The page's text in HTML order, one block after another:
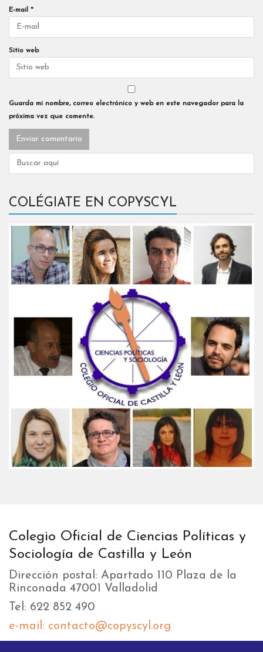
E-mail *
Sitio web
Guarda mi nombre, correo electrónico y web en este navegador para la
próxima vez que comente.
COLÉGIATE EN COPYSCYL
Colegio Oficial de Ciencias Políticas y
Sociología de Castilla y León
Dirección postal: Apartado 110 Plaza de la
Rinconada 47001 Valladolid
Tel: 622 852 490
e-mail: contacto@copyscyl.org